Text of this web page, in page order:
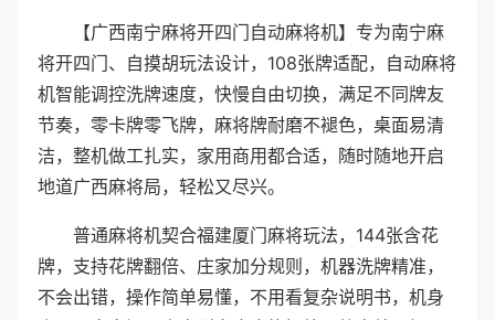
【广西南宁麻将开四门自动麻将机】专为南宁麻
将开四门、自摸胡玩法设计，108张牌适配，自动麻将
机智能调控洗牌速度，快慢自由切换，满足不同牌友
节奏，零卡牌零飞牌，麻将牌耐磨不褪色，桌面易清
洁，整机做工扎实，家用商用都合适，随时随地开启
地道广西麻将局，轻松又尽兴。
普通麻将机契合福建厦门麻将玩法，144张含花
牌，支持花牌翻倍、庄家加分规则，机器洗牌精准，
不会出错，操作简单易懂，不用看复杂说明书，机身